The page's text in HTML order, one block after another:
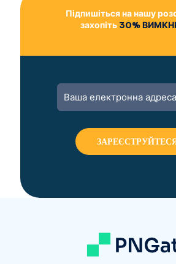
Підпишіться на нашу
захопіть30%